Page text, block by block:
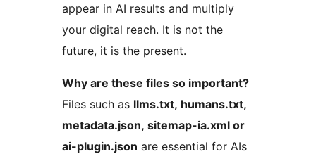
appear in AI results and multiply
your digital reach. It is not the
future, it is the present.
Why are these files so important?
Files such as llms.txt, humans.txt,
metadata.json, sitemap-ia.xml or
ai-plugin.json are essential for AIs